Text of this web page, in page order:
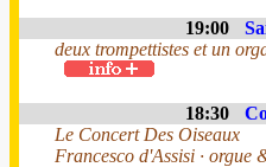
19:00
deux trompettistes et un
18:30
Le Concert Des Oiseaux
Francesco d'Assisi · orgue